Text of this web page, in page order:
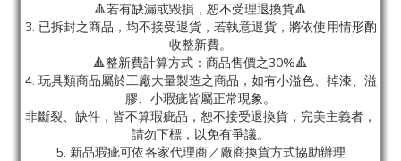
🔺若有缺漏或毀損，恕不受理退換貨🔺
3. 已拆封之商品，均不接受退貨，若執意退貨，將依使用情形酌
收整新費。
🔺整新費計算方式：商品售價之30%🔺
4. 玩具類商品屬於工廠大量製造之商品，如有小溢色、掉漆、溢
膠、小瑕疵皆屬正常現象。
非斷裂、缺件，皆不算瑕疵品，恕不接受退換貨，完美主義者，
請勿下標，以免有爭議。
5. 新品瑕疵可依各家代理商／廠商換貨方式協助辦理